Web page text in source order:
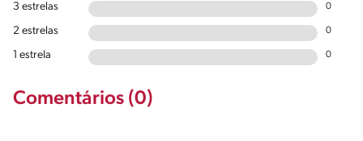
3 estrelas 0
2 estrelas 0
1 estrela 0
Comentários (0)